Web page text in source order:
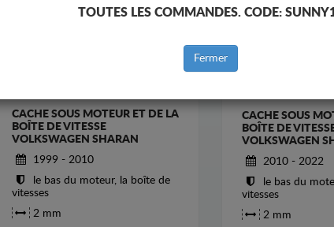
CACHE SOUS MOTEUR ET DE LA
BOÎTE DE VITESSE
VOLKSWAGEN SHARAN
1999 - 2010
le bas du moteur, la boîte de
vitesses
2 mm
CACHE SOUS
BOÎTE DE
VOLKSWAGEN
2010 - 2022
le bas du
vitesses
2 mm
TOUTES LES COMMANDES. CODE:
Fermer